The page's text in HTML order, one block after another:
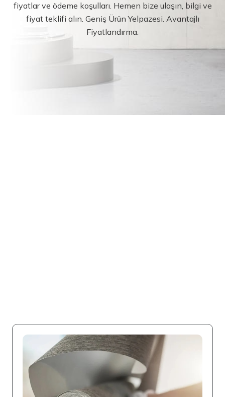
fiyatlar ve ödeme koşulları. Hemen bize ulaşın, bilgi ve
fiyat teklifi alın. Geniş Ürün Yelpazesi. Avantajlı
Fiyatlandırma.